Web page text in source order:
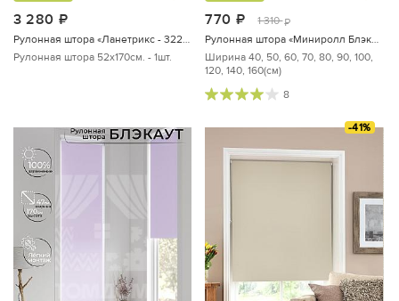
3 280
Рулонная штора «Ланетрикс - 322 - ширина 52 см»
Рулонная штора 52х170см. - 1шт.
770 руб.
1 310 руб.
Рулонная штора «Миниролл Блэкаут Свежая мята - ширина 60 см.»
Ширина 40, 50, 60, 70, 80, 90, 100,
120, 140, 160(см)
8
-41%